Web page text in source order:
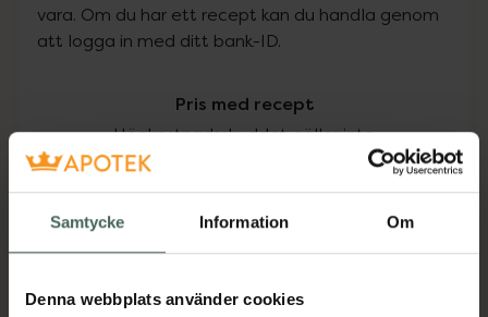
Samtycke Information Om
Denna webbplats använder cookies
vara. Om du har ett recept kan du handla genom
att logga in med ditt bank-ID.
Pris med recept
Högkostnadsskyddet gäller inte
228,45 kr
I apotek:228,45 kr
Köp via ditt recept